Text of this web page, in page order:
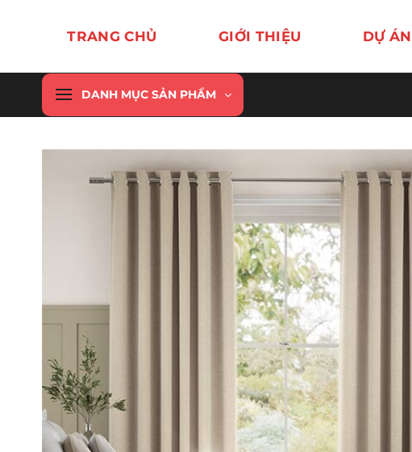
dung
TRANG CHỦ GIỚI THIỆU DỰ ÁN
DANH MỤC SẢN PHẨM